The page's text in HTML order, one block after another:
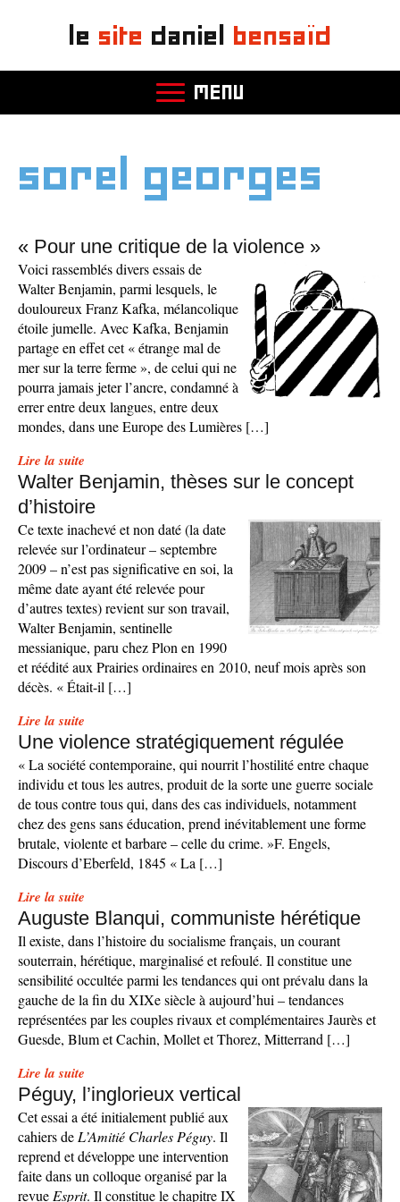
le site daniel bensaïd
MENU
sorel georges
« Pour une critique de la violence »
Voici rassemblés divers essais de
Walter Benjamin, parmi lesquels, le
douloureux Franz Kafka, mélancolique
étoile jumelle. Avec Kafka, Benjamin
partage en effet cet « étrange mal de
mer sur la terre ferme », de celui qui ne
pourra jamais jeter l’ancre, condamné à
errer entre deux langues, entre deux
mondes, dans une Europe des Lumières […]
Lire la suite
Walter Benjamin, thèses sur le concept
d’histoire
Ce texte inachevé et non daté (la date
relevée sur l’ordinateur – septembre
2009 – n’est pas significative en soi, la
même date ayant été relevée pour
d’autres textes) revient sur son travail,
Walter Benjamin, sentinelle
messianique, paru chez Plon en 1990
et réédité aux Prairies ordinaires en 2010, neuf mois après son
décès. « Était-il […]
Lire la suite
Une violence stratégiquement régulée
« La société contemporaine, qui nourrit l’hostilité entre chaque
individu et tous les autres, produit de la sorte une guerre sociale
de tous contre tous qui, dans des cas individuels, notamment
chez des gens sans éducation, prend inévitablement une forme
brutale, violente et barbare – celle du crime. »F. Engels,
Discours d’Eberfeld, 1845 « La […]
Lire la suite
Auguste Blanqui, communiste hérétique
Il existe, dans l’histoire du socialisme français, un courant
souterrain, hérétique, marginalisé et refoulé. Il constitue une
sensibilité occultée parmi les tendances qui ont prévalu dans la
gauche de la fin du XIXe siècle à aujourd’hui – tendances
représentées par les couples rivaux et complémentaires Jaurès et
Guesde, Blum et Cachin, Mollet et Thorez, Mitterrand […]
Lire la suite
Péguy, l’inglorieux vertical
Cet essai a été initialement publié aux
cahiers de L’Amitié Charles Péguy. Il
reprend et développe une intervention
faite dans un colloque organisé par la
revue Esprit. Il constitue le chapitre IX